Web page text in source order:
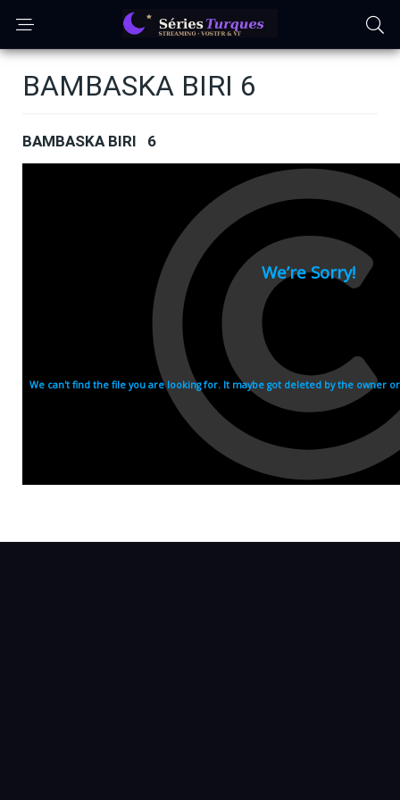
BAMBASKA BIRI 6
BAMBASKA BIRI 6